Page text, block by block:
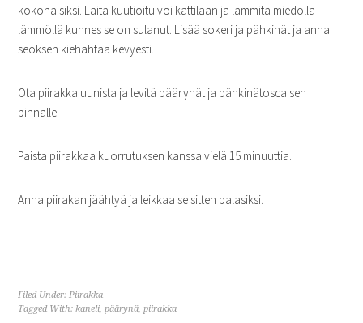
kokonaisiksi. Laita kuutioitu voi kattilaan ja lämmitä miedolla
lämmöllä kunnes se on sulanut. Lisää sokeri ja pähkinät ja anna
seoksen kiehahtaa kevyesti.
Ota piirakka uunista ja levitä päärynät ja pähkinätosca sen
pinnalle.
Paista piirakkaa kuorrutuksen kanssa vielä 15 minuuttia.
Anna piirakan jäähtyä ja leikkaa se sitten palasiksi.
Filed Under:Piirakka
Tagged With:kaneli,päärynä,piirakka